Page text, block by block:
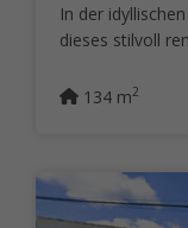
In der
dieses stilvoll
134 m2